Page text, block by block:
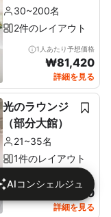
30~200名
2件のレイアウト
1人あたり予想価格
₩81,420
詳細を見る
光のラウンジ
（部分大館）
21~35名
1件のレイアウト
1人あたり予想価格
78,190
詳細を見る
AIコンシェルジュ